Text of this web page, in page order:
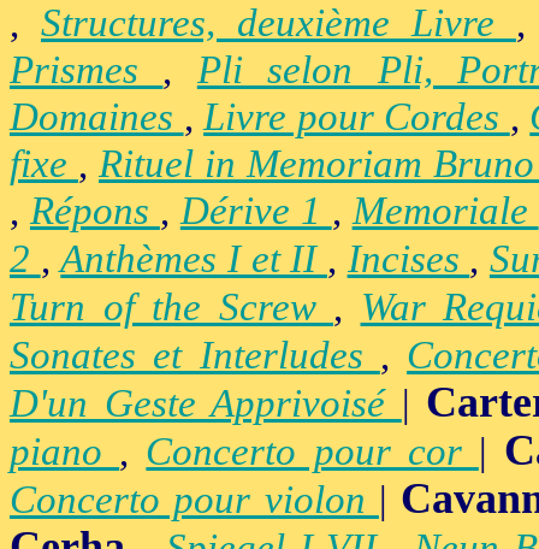
, Structures, deuxième Livre
Prismes , Pli selon Pli,
Domaines ,Livre pour Cordes ,
fixe , Rituel in Memoriam
, Répons ,Dérive 1 ,Memoriale
2 ,Anthèmes I et II , Incises ,
Turn of the Screw , War
Sonates et Interludes ,
D'un Geste Apprivoisé |
piano , Concerto pour cor |
Concerto pour violon |